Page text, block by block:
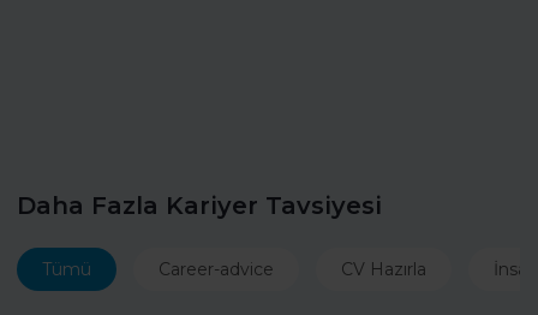
Daha Fazla Kariyer Tavsiyesi
Tümü Career-advice CV Hazırla